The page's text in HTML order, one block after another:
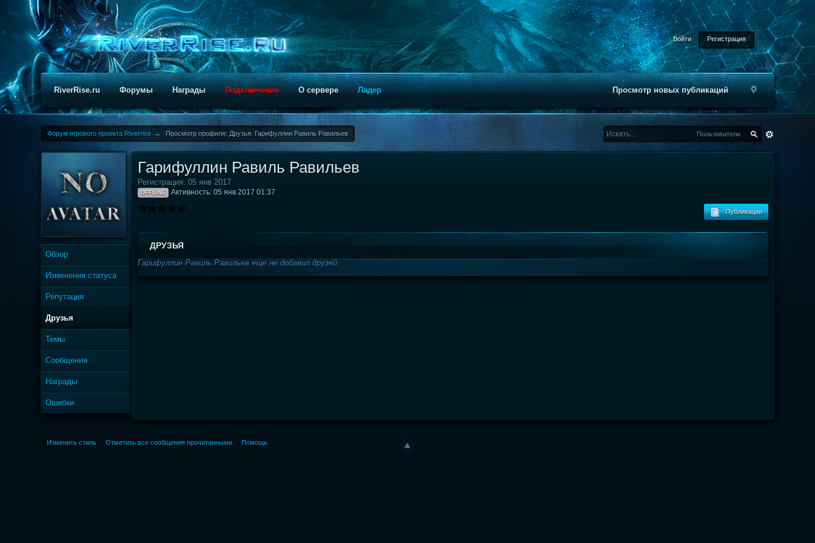
Войти Регистрация
Просмотр новых публикаций
RiverRise.ru Форумы Награды Подключение О сервере Ладер
Форум игрового проекта Riverrise → Просмотр профиля: Друзья: Гарифуллин Равиль Равильев Пользователи
Обзор
Изменения статуса
Репутация
Друзья
Темы
Сообщения
Награды
Ошибки
Гарифуллин Равиль Равильев
Регистрация: 05 янв 2017
OFFLINE Активность: 05 янв 2017 01:37
Публикации
ДРУЗЬЯ
Гарифуллин Равиль Равильев еще не добавил друзей
Изменить стиль Отметить все сообщения прочитанными Помощь